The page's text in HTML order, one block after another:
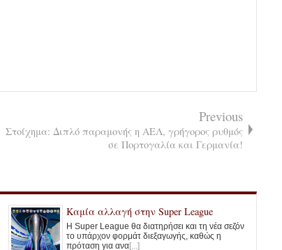
Previous
Στοίχημα: Διπλό παραμονής η ΑΕΛ, γρήγορος ρυθμός
σε Πορτογαλία και Γερμανία!
Καμία αλλαγή στην Super League
Η Super League θα διατηρήσει και τη νέα σεζόν
το υπάρχον φορμάτ διεξαγωγής, καθώς η
πρόταση για ανα[...]